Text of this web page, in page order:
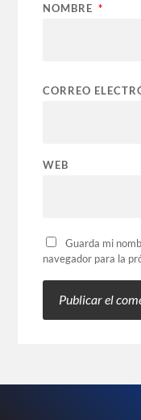
NOMBRE *
CORREO
WEB
Guarda mi
navegador para la